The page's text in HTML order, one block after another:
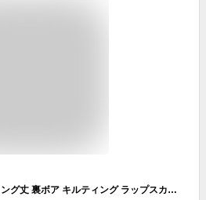
巻きスカート 防寒 秋冬 超ロング丈 裏ボア キルティング ラップスカート めくれ防止 裏起毛 暖かい あったかい 大きいサイズ LL 3L キャンプ アウトドア ロングスカート 冬用 厚手 超軽量 レディース 無地 キルト マキシスカート ch *00